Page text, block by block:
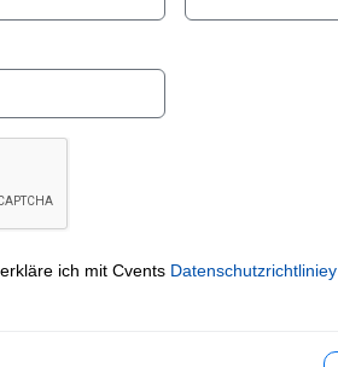
ich mit Cvents Datenschutzrichtliniey